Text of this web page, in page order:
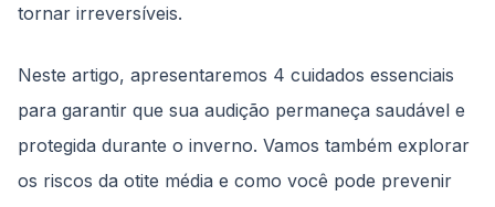
tornar irreversíveis.
Neste artigo, apresentaremos 4 cuidados essenciais
para garantir que sua audição permaneça saudável e
protegida durante o inverno. Vamos também explorar
os riscos da otite média e como você pode prevenir